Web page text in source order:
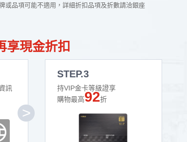
或品項可能不適用，詳細折扣品項及折數請洽銀座
享現金折扣
訊
STEP.3
持VIP金卡等級證享
購物最高92折